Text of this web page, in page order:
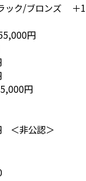
ック/ブロンズ ＋
円
円
＜非公認＞